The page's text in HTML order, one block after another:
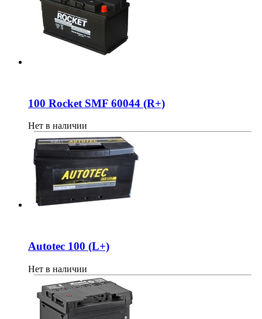
100 Rocket SMF 60044 (R+)
Нет в наличии
Autotec 100 (L+)
Нет в наличии